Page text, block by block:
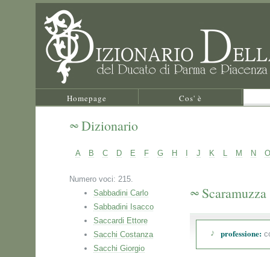
Homepage Cos' è
Dizionario
A B C D E F G H J K L M N O
Numero voci: 215.
Sabbadini Carlo
Sabbadini Isacco
Saccardi Ettore
Sacchi Costanza
Sacchi Giorgio
professione: